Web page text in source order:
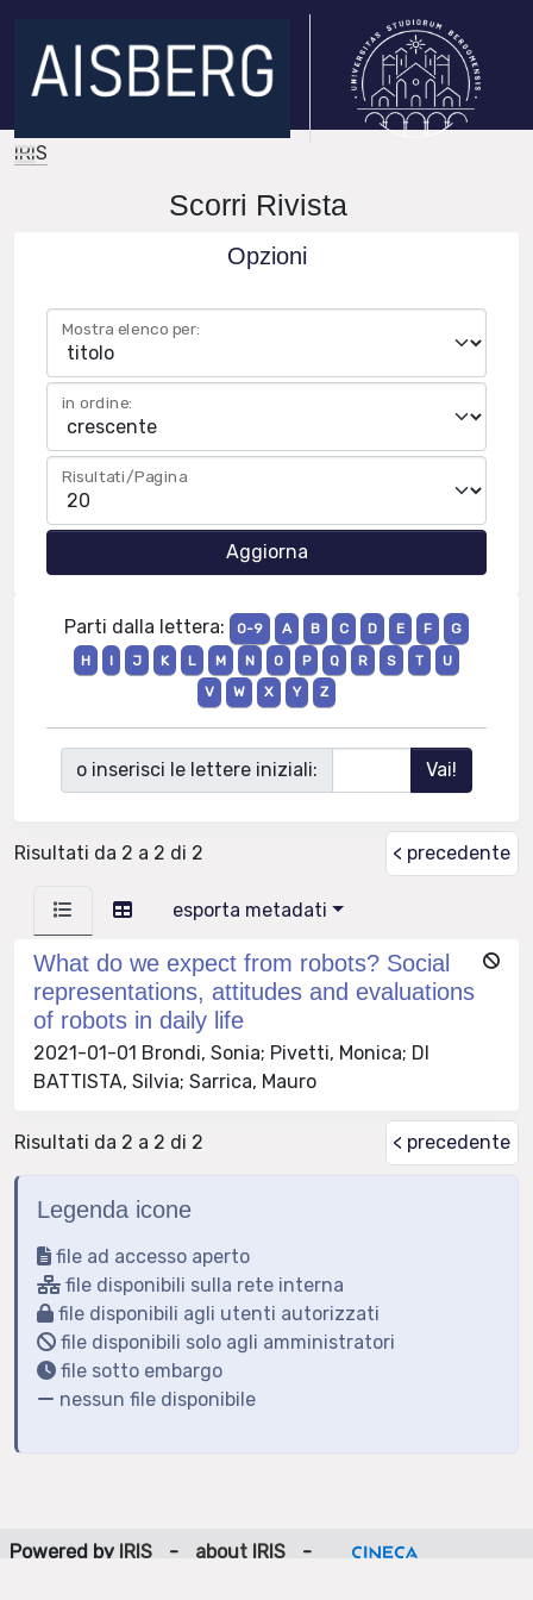
IRIS
Scorri Rivista
Opzioni
Mostra elenco per:
in ordine:
Risultati/Pagina
Parti dalla lettera: 0-9 A B C D E F
G
H
I J K L M N O P Q R S T
U
V
W X Y Z
o inserisci le lettere iniziali:
Risultati da 2 a 2 di 2 < precedente
esporta metadati
What do we expect from robots? Social
representations, attitudes and evaluations
of robots in daily life
2021-01-01 Brondi, Sonia; Pivetti, Monica; DI
BATTISTA, Silvia; Sarrica, Mauro
Risultati da 2 a 2 di 2 < precedente
Legenda icone
file ad accesso aperto
file disponibili sulla rete interna
file disponibili agli utenti autorizzati
file disponibili solo agli amministratori
file sotto embargo
nessun file disponibile
Powered by IRIS - about IRIS
-